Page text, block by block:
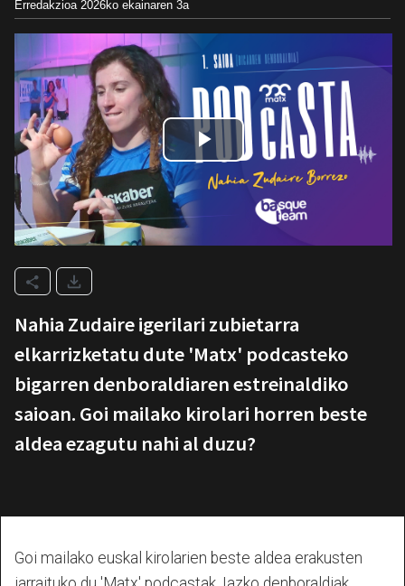
Erredakzioa 2026ko ekainaren 3a
Nahia Zudaire igerilari zubietarra
elkarrizketatu dute 'Matx' podcasteko
bigarren denboraldiaren estreinaldiko
saioan. Goi mailako kirolari horren beste
aldea ezagutu nahi al duzu?
Goi mailako euskal kirolarien beste aldea erakusten